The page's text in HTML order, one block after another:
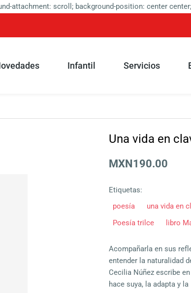
attachment: scroll; background-position: center
Infantil Servicios
Una vida en
MXN190.00
Etiquetas:
poesía
una vida en
Poesía trilce
libro
Acompañarla en sus
entender la naturalidad
Cecilia Núñez escribe
hace suya, la adapta y la